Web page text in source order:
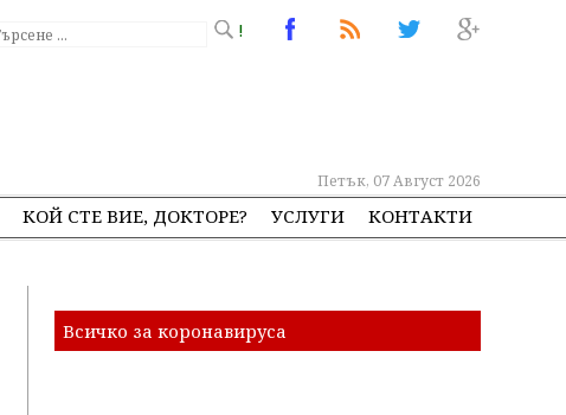
!
Петък, 07 Август 2026
КОЙ СТЕ ВИЕ, ДОКТОРЕ? УСЛУГИ КОНТАКТИ
Всичко за коронавируса